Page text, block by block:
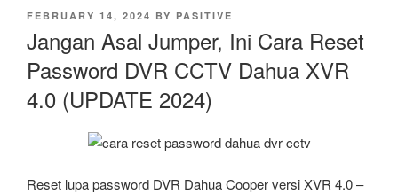
POSTED
FEBRUARY 14, 2024 BY PASITIVE
Jangan Asal Jumper, Ini Cara Reset
Password DVR CCTV Dahua XVR
4.0 (UPDATE 2024)
Reset lupa password DVR Dahua Cooper versi XVR 4.0 –